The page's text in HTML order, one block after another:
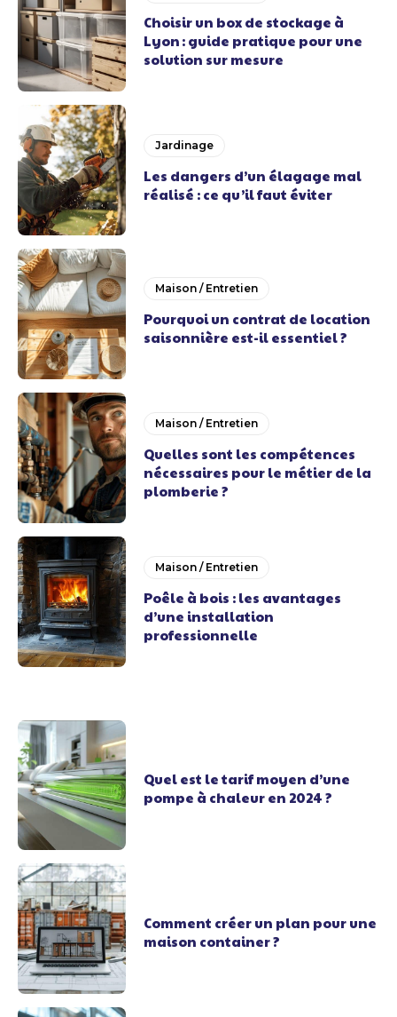
Choisir un box de stockage à
Lyon : guide pratique pour une
solution sur mesure
Jardinage
Les dangers d’un élagage mal
réalisé : ce qu’il faut éviter
Maison / Entretien
Pourquoi un contrat de location
saisonnière est-il essentiel ?
Maison / Entretien
Quelles sont les compétences
nécessaires pour le métier de la
plomberie ?
Maison / Entretien
Poêle à bois : les avantages
d’une installation
professionnelle
Quel est le tarif moyen d’une
pompe à chaleur en 2024 ?
Comment créer un plan pour une
maison container ?